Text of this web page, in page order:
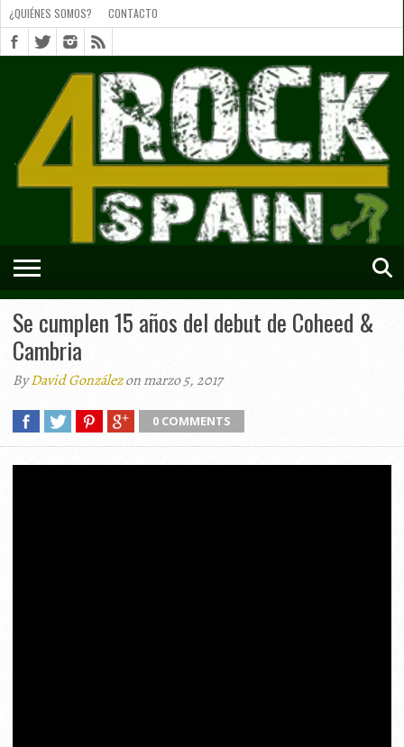
SOMOS?
CONTACTO
SHORTS
¿QUIÉNES SOMOS? CONTACTO
Se cumplen 15 años del debut de Coheed &
Cambria
ByDavid Gonzálezon marzo 5, 2017
0 COMMENTS